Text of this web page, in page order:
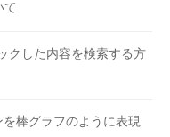
て
クした内容を検索する方
を棒グラフのように表現